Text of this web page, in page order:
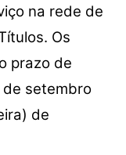
na rede de
Os
prazo de
setembro
de